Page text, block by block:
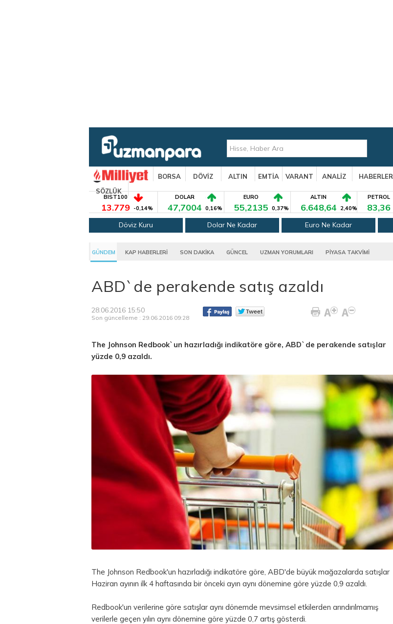
BORSA DÖVİZ ALTIN EMTİA VARANT ANALİZ HABERLER
SÖZLÜK
BIST100
13.779 -0,14%
DOLAR
47,7004 0,16%
EURO
55,2135 0,37%
ALTIN
6.648,64 2,40%
PETROL
83,36
Döviz Kuru Dolar Ne Kadar Euro Ne Kadar
GÜNDEM KAP HABERLERİ SON DAKİKA GÜNCEL UZMAN YORUMLARI PİYASA TAKVİMİ
ABD`de perakende satış azaldı
28.06.2016 15:50
Son güncelleme : 29.06.2016 09:28
The Johnson Redbook`un hazırladığı indikatöre göre, ABD`de perakende satışlar
yüzde 0,9 azaldı.
The Johnson Redbook'un hazırladığı indikatöre göre, ABD'de büyük mağazalarda satışlar
Haziran ayının ilk 4 haftasında bir önceki ayın aynı dönemine göre yüzde 0,9 azaldı.
Redbook'un verilerine göre satışlar aynı dönemde mevsimsel etkilerden arındırılmamış
verilerle geçen yılın aynı dönemine göre yüzde 0,7 artış gösterdi.